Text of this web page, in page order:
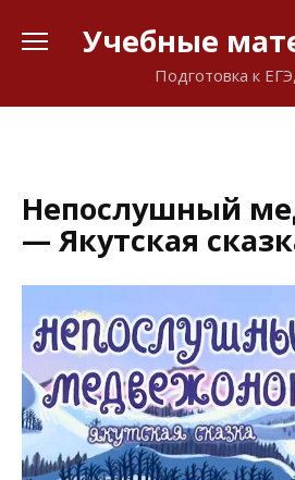
Учебные
Подготовка к
Непослушный
— Якутская